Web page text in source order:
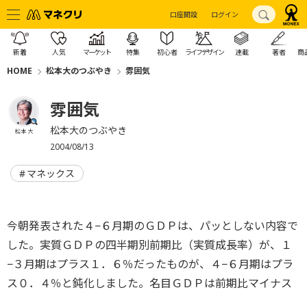
口座開設 ログイン
新着 人気 マーケット 特集 初心者 ライフデザイン 連載 著者 商
HOME 松本大のつぶやき 雰囲気
松本 大
雰囲気
松本大のつぶやき
2004/08/13
マネックス
今朝発表された４−６月期のＧＤＰは、パッとしない内容で
した。実質ＧＤＰの四半期別前期比（実質成長率）が、１
−３月期はプラス１．６％だったものが、４−６月期はプラ
ス０．４％と鈍化しました。名目ＧＤＰは前期比マイナス